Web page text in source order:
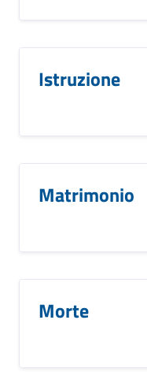
Istruzione
Matrimonio
Morte